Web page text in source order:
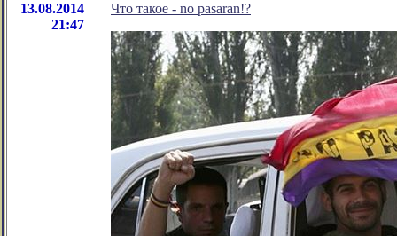
13.08.2014
21:47
Что такое - no pasaran!?